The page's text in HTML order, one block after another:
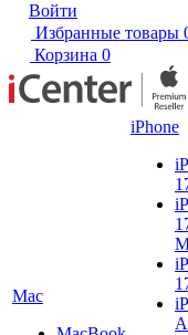
Войти
Избранные товары
Корзина 0
Mac
iPhone